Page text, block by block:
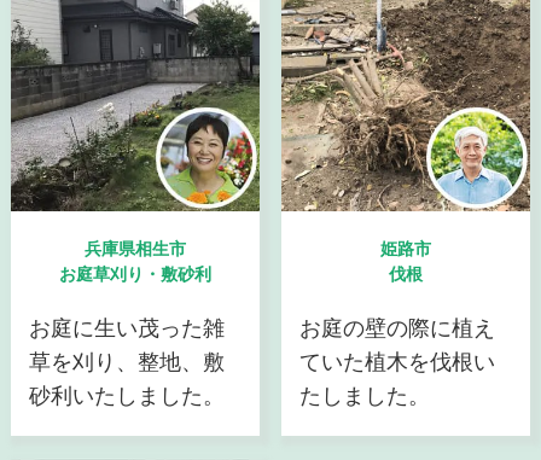
兵庫県相生市
お庭草刈り・敷砂利
お庭に生い茂った雑
草を刈り、整地、敷
砂利いたしました。
姫路市
伐根
お庭の壁の際に植え
ていた植木を伐根い
たしました。